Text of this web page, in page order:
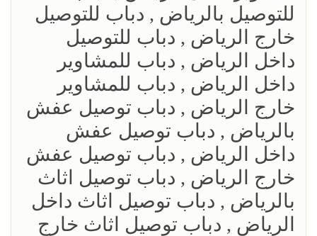
للتوصيل بالرياض , دباب للتوصيل
خارج الرياض , دباب للتوصيل
داخل الرياض , دباب للمشاوير
داخل الرياض , دباب للمشاوير
خارج الرياض , دباب توصيل عفش
بالرياض , دباب توصيل عفش
داخل الرياض , دباب توصيل عفش
خارج الرياض , دباب توصيل اثاث
بالرياض , دباب توصيل اثاث داخل
الرياض , دباب توصيل اثاث خارج